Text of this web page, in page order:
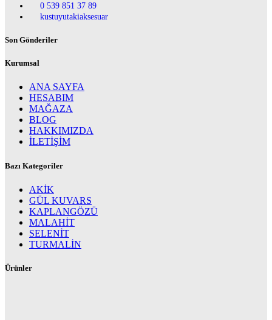
0 539 851 37 89
kustuyutakiaksesuar
Son Gönderiler
Kurumsal
ANA SAYFA
HESABIM
MAĞAZA
BLOG
HAKKIMIZDA
İLETİŞİM
Bazı Kategoriler
AKİK
GÜL KUVARS
KAPLANGÖZÜ
MALAHİT
SELENİT
TURMALİN
Ürünler